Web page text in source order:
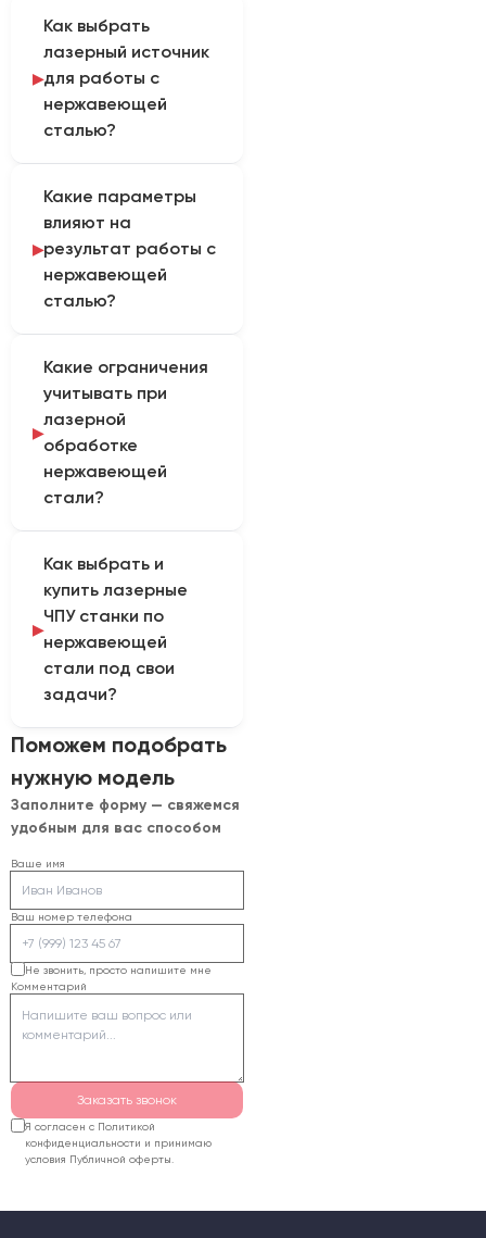
режут волоконными
лазерными станками.
Кроме того, возможная
толщина определяется
мощностью источника и
Как выбрать
лазерный источник
для работы с
нержавеющей
сталью?
нержавейки применяют
волоконный лазер.
Также газ и режим
выбирают по толщине и
требованиям к
Какие параметры
влияют на
результат работы с
нержавеющей
сталью?
следующие факторы:
мощность, положение
фокуса, скорость, газ,
давление, состояние
сопла и чистота листа.
Какие ограничения
учитывать при
лазерной
обработке
нержавеющей
стали?
расход газа,
вентиляцию и защиту
рабочей зоны; режимы
закрепляют отдельно
для каждой марки и
толщины стали.
Как выбрать и
купить лазерные
ЧПУ станки по
нержавеющей
стали под свои
задачи?
Конфигурацию
тестирования образцов
и получения данных:
марку стали, рабочий
диапазон толщин,
формат листа,
требуемую скорость,
качество кромки и
способ загрузки. Далее
согласуют заказ,
поставку, гарантийные
условия и последующее
Поможем подобрать
нужную модель
Заполните форму — свяжемся
удобным для вас способом
Ваше имя
Ваш номер телефона
Не звонить, просто напишите мне
Комментарий
Заказать звонок
Я согласен с Политикой
конфиденциальности и принимаю
условия Публичной оферты.